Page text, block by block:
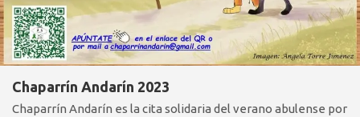
Chaparrín Andarín 2023
Chaparrín Andarín es la cita solidaria del verano abulense por